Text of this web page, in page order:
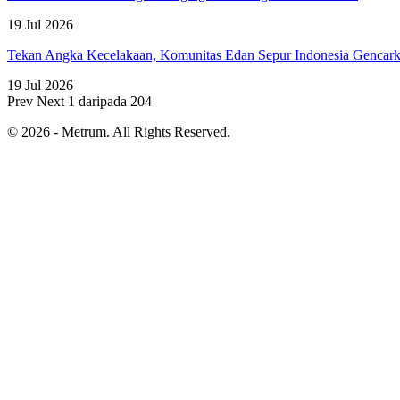
19 Jul 2026
Tekan Angka Kecelakaan, Komunitas Edan Sepur Indonesia
19 Jul 2026
Prev Next 1 daripada 204
© 2026 - Metrum. All Rights Reserved.